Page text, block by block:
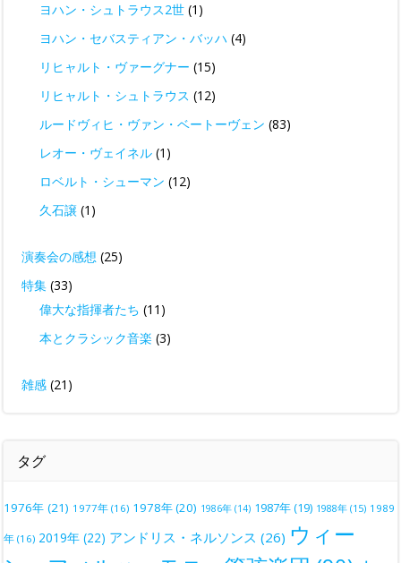
ヨハン・シュトラウス2世 (1)
ヨハン・セバスティアン・バッハ (4)
リヒャルト・ヴァーグナー (15)
リヒャルト・シュトラウス (12)
ルードヴィヒ・ヴァン・ベートーヴェン (83)
レオー・ヴェイネル (1)
ロベルト・シューマン (12)
久石譲 (1)
演奏会の感想 (25)
特集 (33)
偉大な指揮者たち (11)
本とクラシック音楽 (3)
雑感 (21)
タグ
1976年 (21) 1977年 (16) 1978年(20) 1986年 (14) 1987年(19) 1988年 (15) 1989
年 (16) 2019年 (22) アンドリス・ネルソンス (26) ウィー